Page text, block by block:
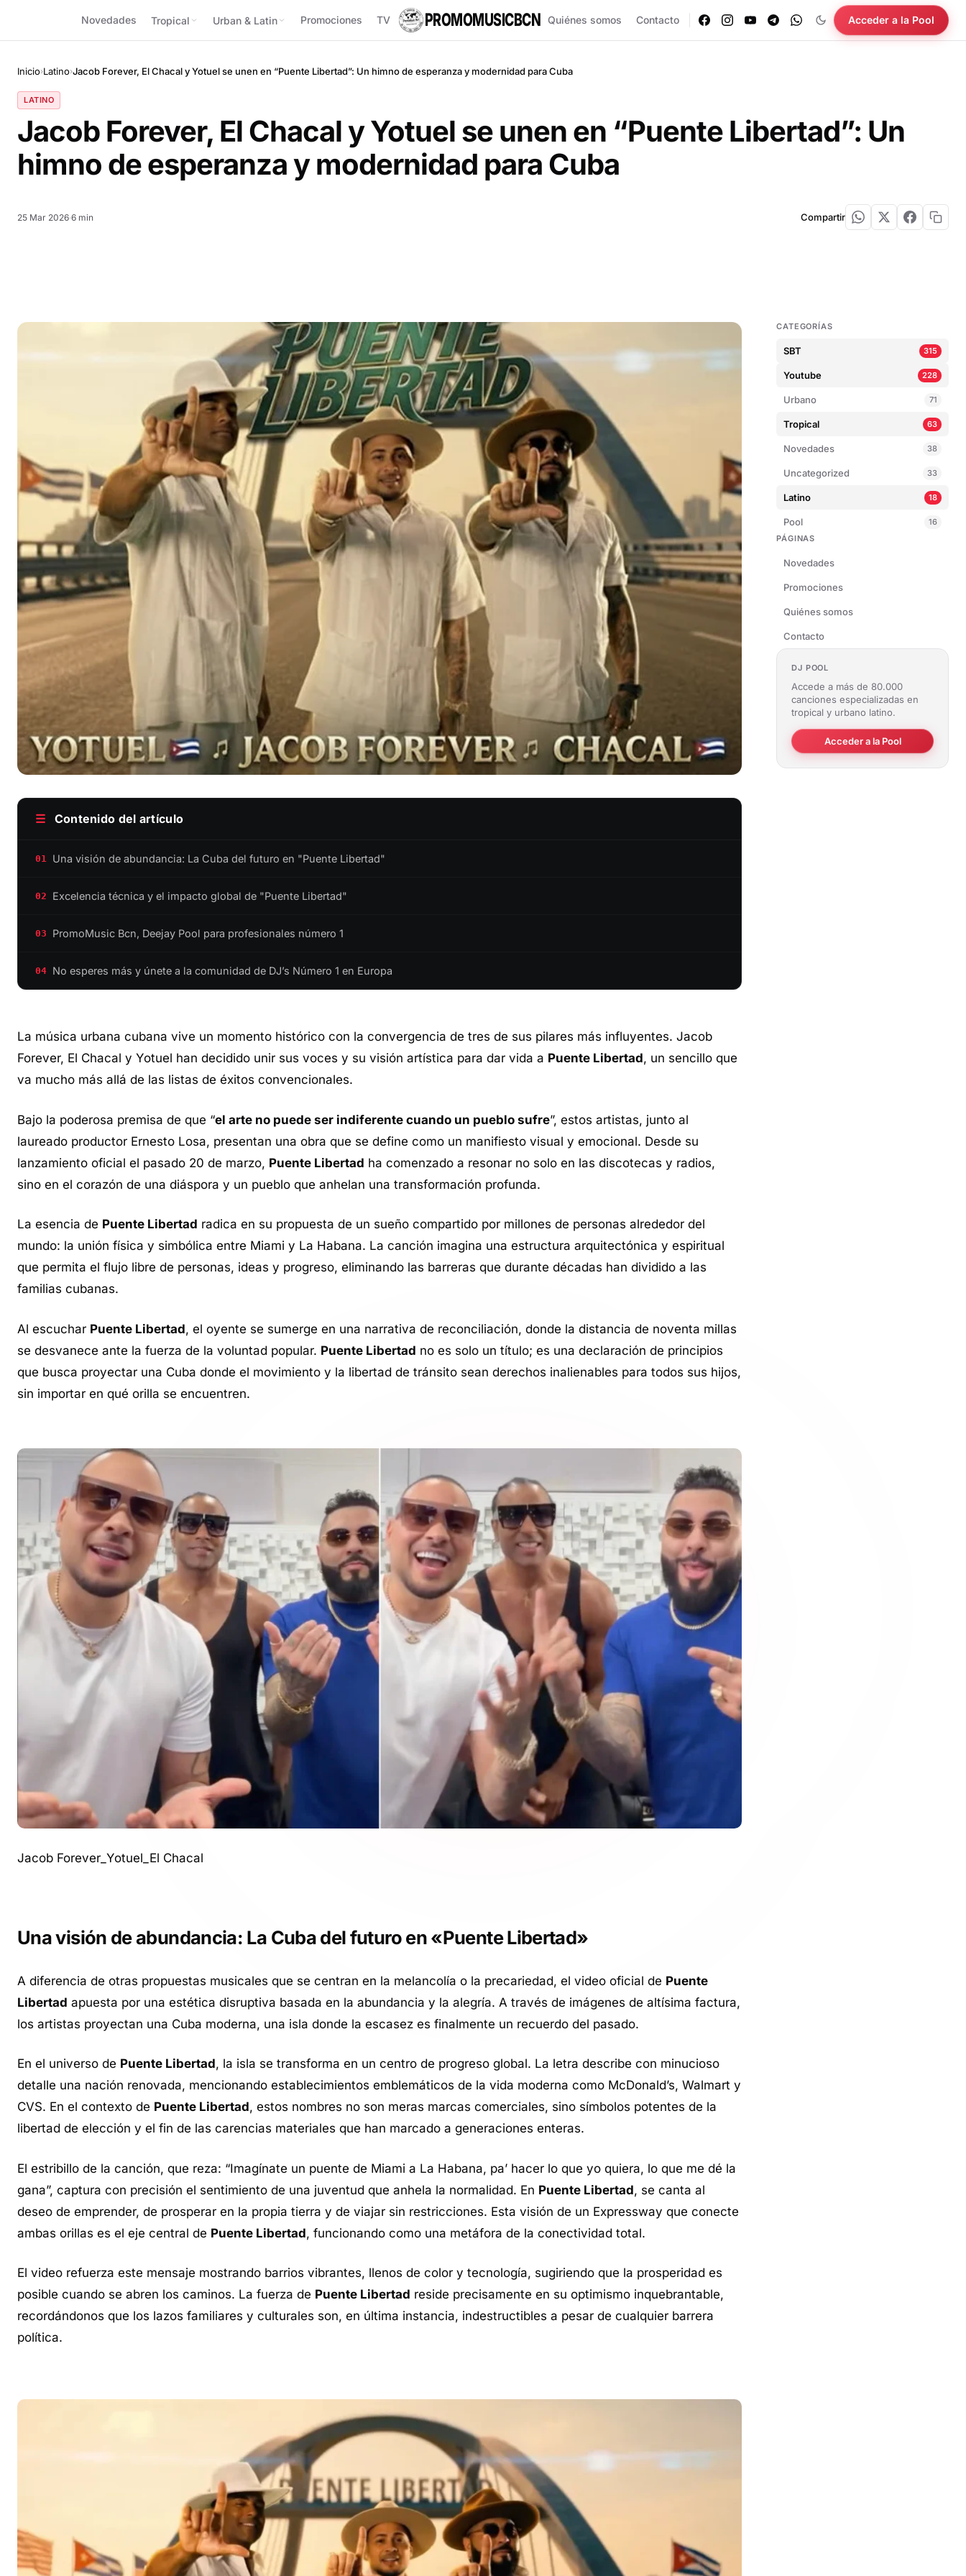
Novedades Tropical Urban & Latin Promociones TV PROMOMUSICBCN Quiénes somos Contacto Acceder a la Pool
Inicio›Latino›Jacob Forever, El Chacal y Yotuel se unen en “Puente Libertad”: Un himno de esperanza y modernidad para Cuba
LATINO
Jacob Forever, El Chacal y Yotuel se unen en “Puente Libertad”: Un
himno de esperanza y modernidad para Cuba
25 Mar 2026·6 min Compartir
☰ Contenido del artículo
01 Una visión de abundancia: La Cuba del futuro en "Puente Libertad"
02 Excelencia técnica y el impacto global de "Puente Libertad"
03 PromoMusic Bcn, Deejay Pool para profesionales número 1
04 No esperes más y únete a la comunidad de DJ’s Número 1 en Europa
La música urbana cubana vive un momento histórico con la convergencia de tres de sus pilares más influyentes. Jacob
Forever, El Chacal y Yotuel han decidido unir sus voces y su visión artística para dar vida a Puente Libertad, un sencillo que
va mucho más allá de las listas de éxitos convencionales.
Bajo la poderosa premisa de que “el arte no puede ser indiferente cuando un pueblo sufre”, estos artistas, junto al
laureado productor Ernesto Losa, presentan una obra que se define como un manifiesto visual y emocional. Desde su
lanzamiento oficial el pasado 20 de marzo, Puente Libertad ha comenzado a resonar no solo en las discotecas y radios,
sino en el corazón de una diáspora y un pueblo que anhelan una transformación profunda.
La esencia de Puente Libertad radica en su propuesta de un sueño compartido por millones de personas alrededor del
mundo: la unión física y simbólica entre Miami y La Habana. La canción imagina una estructura arquitectónica y espiritual
que permita el flujo libre de personas, ideas y progreso, eliminando las barreras que durante décadas han dividido a las
familias cubanas.
Al escuchar Puente Libertad, el oyente se sumerge en una narrativa de reconciliación, donde la distancia de noventa millas
se desvanece ante la fuerza de la voluntad popular. Puente Libertad no es solo un título; es una declaración de principios
que busca proyectar una Cuba donde el movimiento y la libertad de tránsito sean derechos inalienables para todos sus hijos,
sin importar en qué orilla se encuentren.
Jacob Forever_Yotuel_El Chacal
Una visión de abundancia: La Cuba del futuro en «Puente Libertad»
A diferencia de otras propuestas musicales que se centran en la melancolía o la precariedad, el video oficial de Puente
Libertad apuesta por una estética disruptiva basada en la abundancia y la alegría. A través de imágenes de altísima factura,
los artistas proyectan una Cuba moderna, una isla donde la escasez es finalmente un recuerdo del pasado.
En el universo de Puente Libertad, la isla se transforma en un centro de progreso global. La letra describe con minucioso
detalle una nación renovada, mencionando establecimientos emblemáticos de la vida moderna como McDonald’s, Walmart y
CVS. En el contexto de Puente Libertad, estos nombres no son meras marcas comerciales, sino símbolos potentes de la
libertad de elección y el fin de las carencias materiales que han marcado a generaciones enteras.
El estribillo de la canción, que reza: “Imagínate un puente de Miami a La Habana, pa’ hacer lo que yo quiera, lo que me dé la
gana”, captura con precisión el sentimiento de una juventud que anhela la normalidad. En Puente Libertad, se canta al
deseo de emprender, de prosperar en la propia tierra y de viajar sin restricciones. Esta visión de un Expressway que conecte
ambas orillas es el eje central de Puente Libertad, funcionando como una metáfora de la conectividad total.
El video refuerza este mensaje mostrando barrios vibrantes, llenos de color y tecnología, sugiriendo que la prosperidad es
posible cuando se abren los caminos. La fuerza de Puente Libertad reside precisamente en su optimismo inquebrantable,
recordándonos que los lazos familiares y culturales son, en última instancia, indestructibles a pesar de cualquier barrera
política.
CATEGORÍAS
SBT 315
Youtube 228
Urbano 71
Tropical 63
Novedades 38
Uncategorized 33
Latino 18
Pool
16
PÁGINAS
Novedades
Promociones
Quiénes somos
Contacto
DJ POOL
Accede a más de 80.000
canciones especializadas en
tropical y urbano latino.
Acceder a la Pool